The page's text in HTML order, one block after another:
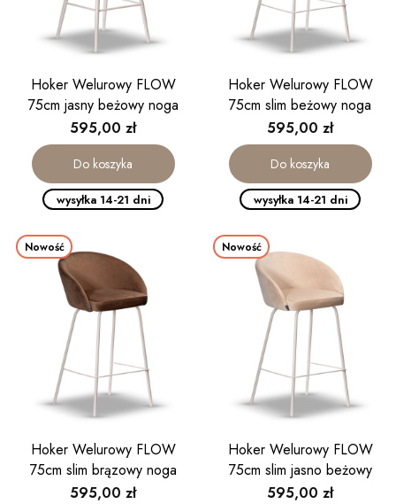
Hoker Welurowy FLOW
75cm jasny beżowy noga
kaszmirowa
Cena
595,00 zł
Do koszyka
wysyłka 14-21 dni
Hoker Welurowy FLOW
75cm slim beżowy noga
kaszmirowa
Cena
595,00 zł
Do koszyka
wysyłka 14-21 dni
Nowość
Hoker Welurowy FLOW
75cm slim brązowy noga
kaszmirowa
Cena
595,00 zł
Nowość
Hoker Welurowy FLOW
75cm slim jasno beżowy
noga kaszmirowa
Cena
595,00 zł